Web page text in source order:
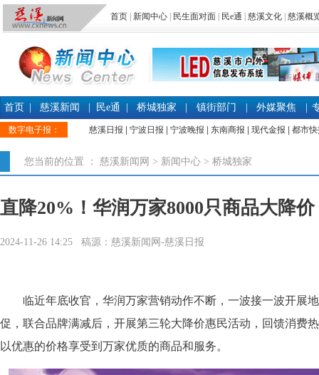
首页 新闻中心 民生面对面 民e通 慈溪文化 慈溪概
首页 慈溪新闻 民e通 桥城独家 镇街部门 外媒聚焦
数字电子报： 慈溪日报 宁波日报 宁波晚报 东南商报 现代金报 都市
您当前的位置 ： 慈溪新闻网 > 新闻中心 > 桥城独家
直降20%！华润万家8000只商品大降价
2024-11-26 14:25 稿源：慈溪新闻网-慈溪日报
临近年底收官，华润万家营销动作不断，一波接一波开展地
促，联合品牌满减后，开展第三轮大降价惠民活动，回馈消费
以优惠的价格享受到万家优质的商品和服务。